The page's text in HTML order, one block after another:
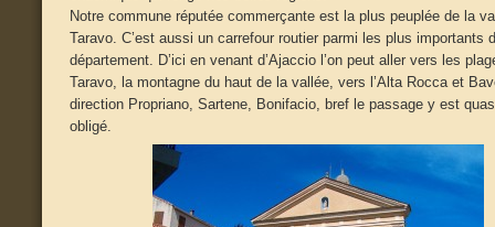
Notre commune réputée commerçante est la plus peuplée de la
Taravo. C’est aussi un carrefour routier parmi les plus importants
département. D’ici en venant d’Ajaccio l’on peut aller vers les
Taravo, la montagne du haut de la vallée, vers l’Alta Rocca et
direction Propriano, Sartene, Bonifacio, bref le passage y est
obligé.